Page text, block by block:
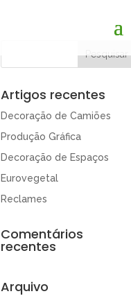
Artigos recentes
Decoração de Camiões
Produção Gráfica
Decoração de Espaços
Eurovegetal
Reclames
Comentários
recentes
Arquivo